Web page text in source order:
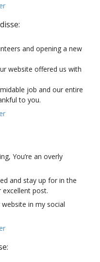
disse:
and opening a new
website offered us with
job and our entire
to you.
You’re an overly
and stay up for in the
post.
website in my social